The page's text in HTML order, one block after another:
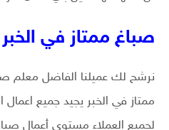
صباغ ممتاز في الخبر
نرشح لك عميلنا الفاضل معلم
ممتاز في الخبر يجيد جميع اعمال
لجميع العملاء مستوى أعمال